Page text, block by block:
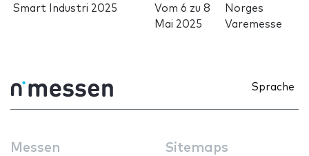
Smart Industri 2025 Vom6 zu8
Mai 2025
Norges
Varemesse
Sprache
Messen Sitemaps